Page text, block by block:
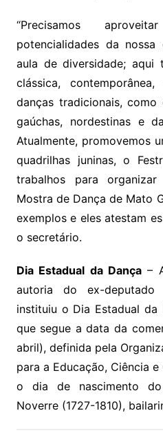
“Precisamos
potencialidades da
aula de diversidade; aqui
clássica,
danças tradicionais,
gaúchas, nordestinas e
Atualmente, promovemos
quadrilhas juninas, o
trabalhos para
Mostra de Dança de Mato
exemplos e eles atestam
o secretário.
Dia Estadual da Dança–
autoria do ex-deputado
instituiu o Dia Estadual da
que segue a data da
abril), definida pela
para a Educação, Ciência
o dia de nascimento do
Noverre (1727-1810),